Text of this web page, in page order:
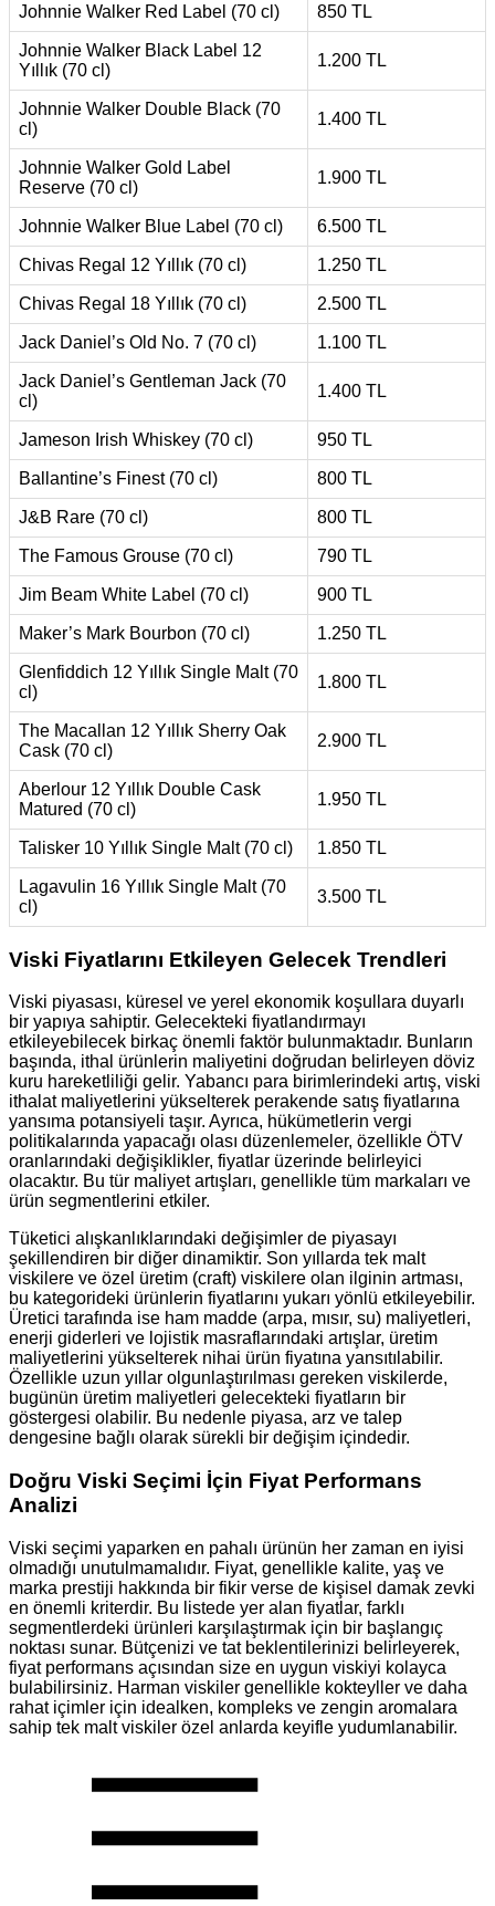
Johnnie Walker Red Label (70 cl) 850 TL
Johnnie Walker Black Label 12
Yıllık (70 cl)
1.200 TL
Johnnie Walker Double Black (70
cl)
1.400 TL
Johnnie Walker Gold Label
Reserve (70 cl)
1.900 TL
Johnnie Walker Blue Label (70 cl) 6.500 TL
Chivas Regal 12 Yıllık (70 cl) 1.250 TL
Chivas Regal 18 Yıllık (70 cl) 2.500 TL
Jack Daniel’s Old No. 7 (70 cl) 1.100 TL
Jack Daniel’s Gentleman Jack (70
cl)
1.400 TL
Jameson Irish Whiskey (70 cl) 950 TL
Ballantine’s Finest (70 cl) 800 TL
J&B Rare (70 cl) 800 TL
The Famous Grouse (70 cl) 790 TL
Jim Beam White Label (70 cl) 900 TL
Maker’s Mark Bourbon (70 cl) 1.250 TL
Glenfiddich 12 Yıllık Single Malt (70
cl)
1.800 TL
The Macallan 12 Yıllık Sherry Oak
Cask (70 cl)
2.900 TL
Aberlour 12 Yıllık Double Cask
Matured (70 cl)
1.950 TL
Talisker 10 Yıllık Single Malt (70 cl) 1.850 TL
Lagavulin 16 Yıllık Single Malt (70
cl)
3.500 TL
Viski Fiyatlarını Etkileyen Gelecek Trendleri
Viski piyasası, küresel ve yerel ekonomik koşullara duyarlı
bir yapıya sahiptir. Gelecekteki fiyatlandırmayı
etkileyebilecek birkaç önemli faktör bulunmaktadır. Bunların
başında, ithal ürünlerin maliyetini doğrudan belirleyen döviz
kuru hareketliliği gelir. Yabancı para birimlerindeki artış, viski
ithalat maliyetlerini yükselterek perakende satış fiyatlarına
yansıma potansiyeli taşır. Ayrıca, hükümetlerin vergi
politikalarında yapacağı olası düzenlemeler, özellikle ÖTV
oranlarındaki değişiklikler, fiyatlar üzerinde belirleyici
olacaktır. Bu tür maliyet artışları, genellikle tüm markaları ve
ürün segmentlerini etkiler.
Tüketici alışkanlıklarındaki değişimler de piyasayı
şekillendiren bir diğer dinamiktir. Son yıllarda tek malt
viskilere ve özel üretim (craft) viskilere olan ilginin artması,
bu kategorideki ürünlerin fiyatlarını yukarı yönlü etkileyebilir.
Üretici tarafında ise ham madde (arpa, mısır, su) maliyetleri,
enerji giderleri ve lojistik masraflarındaki artışlar, üretim
maliyetlerini yükselterek nihai ürün fiyatına yansıtılabilir.
Özellikle uzun yıllar olgunlaştırılması gereken viskilerde,
bugünün üretim maliyetleri gelecekteki fiyatların bir
göstergesi olabilir. Bu nedenle piyasa, arz ve talep
dengesine bağlı olarak sürekli bir değişim içindedir.
Doğru Viski Seçimi İçin Fiyat Performans
Analizi
Viski seçimi yaparken en pahalı ürünün her zaman en iyisi
olmadığı unutulmamalıdır. Fiyat, genellikle kalite, yaş ve
marka prestiji hakkında bir fikir verse de kişisel damak zevki
en önemli kriterdir. Bu listede yer alan fiyatlar, farklı
segmentlerdeki ürünleri karşılaştırmak için bir başlangıç
noktası sunar. Bütçenizi ve tat beklentilerinizi belirleyerek,
fiyat performans açısından size en uygun viskiyi kolayca
bulabilirsiniz. Harman viskiler genellikle kokteyller ve daha
rahat içimler için idealken, kompleks ve zengin aromalara
sahip tek malt viskiler özel anlarda keyifle yudumlanabilir.